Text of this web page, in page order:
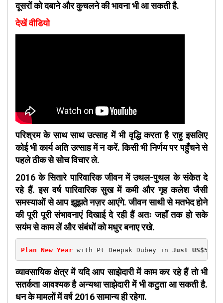
दूसरों को दबाने और कुचलने की भावना भी आ सकती है.
देखें वीडियो
परिश्रम के साथ साथ उत्साह में भी वृद्धि करता है राहु इसलिए
कोई भी कार्य अति उत्साह में न करें. किसी भी निर्णय पर पहुँचने से
पहले ठीक से सोच विचार ले.
2016 के सितारे पारिवारिक जीवन में उथल-पुथल के संकेत दे
रहे हैं. इस वर्ष पारिवारिक सुख में कमी और गृह कलेश जैसी
समस्याओं से आप झूझते नज़र आएंगे. जीवन साथी से मतभेद होने
की पूरी पूरी संभावनाएं दिखाई दे रही हैं अतः जहाँ तक हो सके
सयंम से काम लें और संबंधों को मधुर बनाए रखे.
Plan New Year with Pt Deepak Dubey in Just
व्यावसायिक क्षेत्र में यदि आप साझेदारी में काम कर रहे हैं तो भी
सतर्कता आवश्यक है अन्यथा साझेदारी में भी कटुता आ सकती है.
धन के मामलों में वर्ष 2016 सामान्य ही रहेगा.